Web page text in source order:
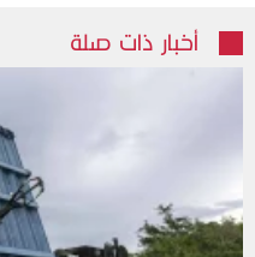
أخبار ذات صلة